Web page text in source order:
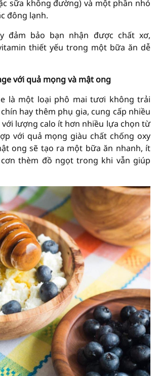
sữa không đường) và một phần nhỏ
đông lạnh.
đảm bảo bạn nhận được chất xơ,
thiết yếu trong một bữa ăn dễ
với quả mọng và mật ong
là một loại phô mai tươi không trải
hay thêm phụ gia, cung cấp nhiều
lượng calo ít hơn nhiều lựa chọn từ
với quả mọng giàu chất chống oxy
ong sẽ tạo ra một bữa ăn nhanh, ít
thèm đồ ngọt trong khi vẫn giúp